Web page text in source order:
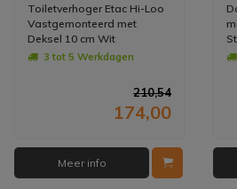
Toiletverhoger Etac Hi-Loo
Vastgemonteerd met
Deksel 10 cm Wit
(draagvermogen tot 150 kg)
3 tot 5 Werkdagen
210,54
174,00
Meer info